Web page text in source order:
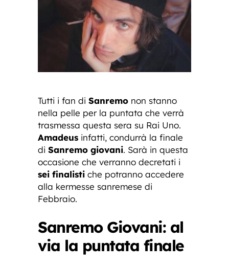
Tutti i fan di Sanremo non stanno
nella pelle per la puntata che verrà
trasmessa questa sera su Rai Uno.
Amadeus infatti, condurrà la finale
di Sanremo giovani. Sarà in questa
occasione che verranno decretati i
sei finalisti che potranno accedere
alla kermesse sanremese di
Febbraio.
Sanremo Giovani: al
via la puntata finale